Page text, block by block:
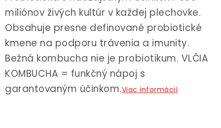
miliónov živých kultúr v každej plechovke.
Obsahuje presne definované probiotické
kmene na podporu trávenia a imunity.
Bežná kombucha nie je probiotikum. VLČIA
KOMBUCHA = funkčný nápoj s
garantovaným účinkom.Viac informácií